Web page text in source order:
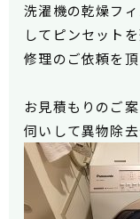
洗濯機の乾燥フ
してピンセット
修理のご依頼を頂
お見積もりのご
伺いして異物除